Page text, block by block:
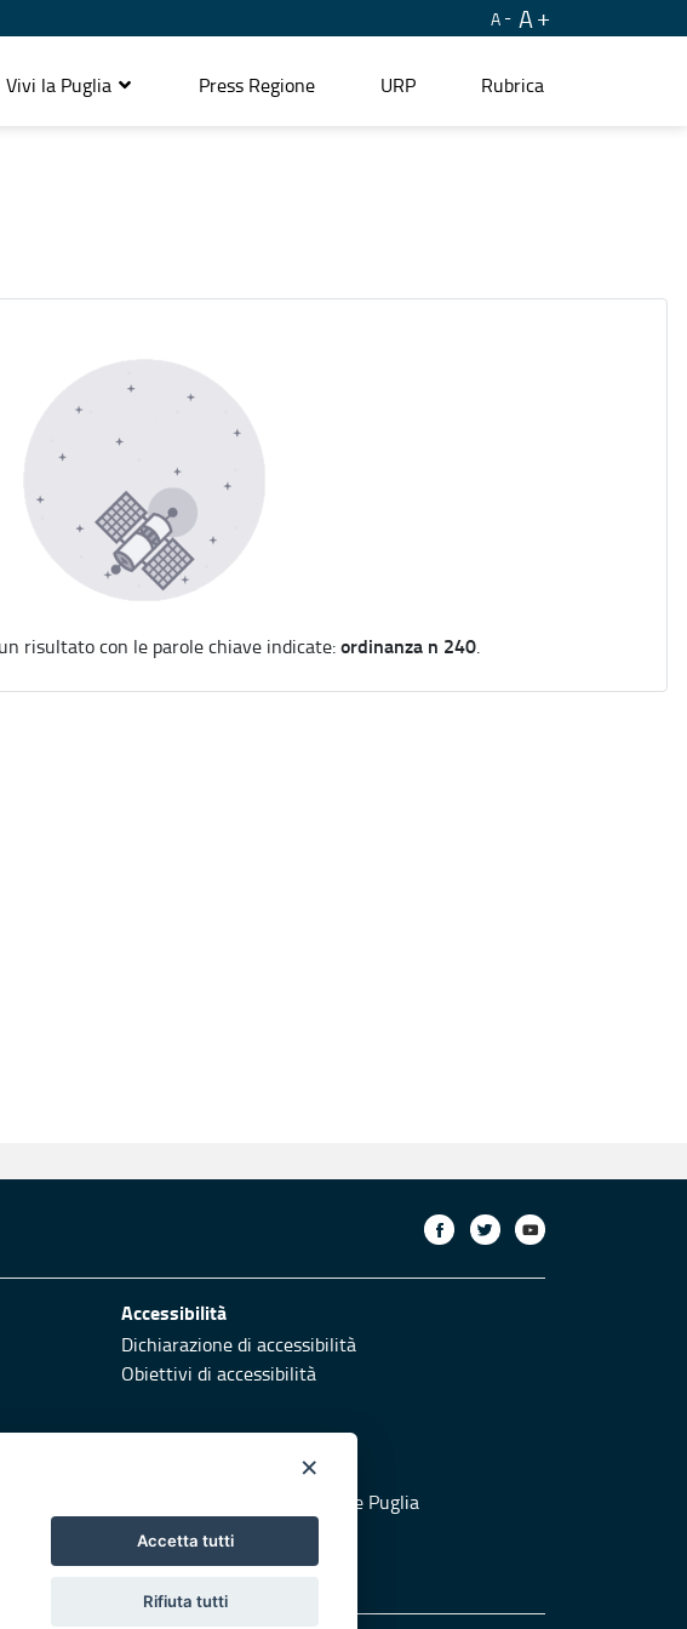
A A
Vivi la Puglia Press Regione URP Rubrica
risultato con le parole chiave indicate:ordinanza n 240.
Accessibilità
Dichiarazione di accessibilità
Obiettivi di accessibilità
Vai al sito di Protezione Civile Puglia
×
Accetta tutti
Rifiuta tutti